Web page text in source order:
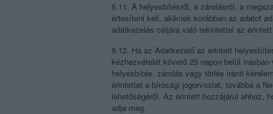
6.11. A helyesbítésről, a zárolásról, a
értesíteni kell, akiknek korábban az adatot
adatkezelés céljára való tekintettel az
6.12. Ha az Adatkezelő az érintett
kézhezvételét követő 25 napon belül
helyesbítés, zárolás vagy törlés iránti
érintettet a bírósági jogorvoslat, továbbá a
lehetőségéről. Az érintett hozzájárul ahhoz,
adja meg.